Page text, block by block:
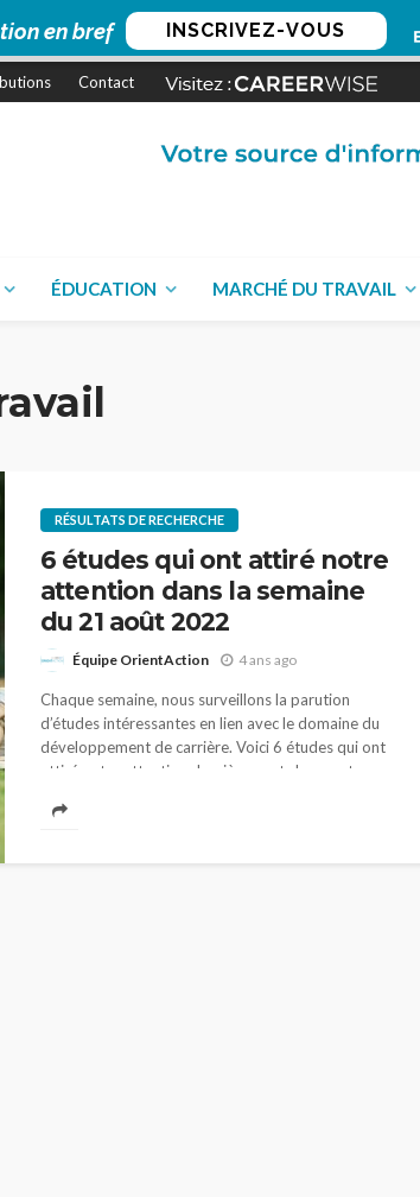
en bref INSCRIVEZ-VOUS
Contact
ÉDUCATION MARCHÉ DU TRAVAIL
RÉSULTATS DE RECHERCHE
6 études qui ont attiré notre
attention dans la semaine
du 21 août 2022
Équipe OrientAction 4 ans ago
Chaque semaine, nous surveillons la parution
d’études intéressantes en lien avec le domaine du
développement de carrière. Voici 6 études qui ont
attiré notre attention dernièrement. Les postes